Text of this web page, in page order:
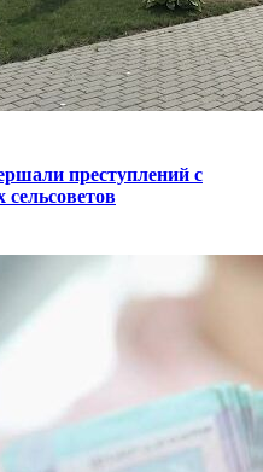
преступлений с
сельсоветов